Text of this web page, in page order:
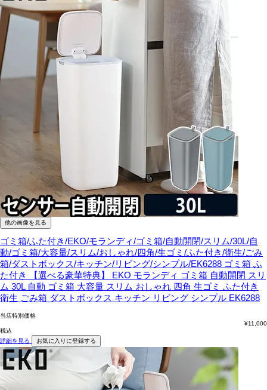
他の画像を見る
ゴミ箱/ふた付き/EKO/モランディ/ゴミ箱/自動開閉/スリム/30L/自
動/ゴミ箱/大容量/スリム/おしゃれ/四角/生ゴミ/ふた付き/衛生/ごみ
箱/ダストボックス/キッチン/リビング/シンプル/EK6288 ゴミ箱 ふ
た付き 【選べる豪華特典】 EKO モランディ ゴミ箱 自動開閉 スリ
ム 30L 自動 ゴミ箱 大容量 スリム おしゃれ 四角 生ゴミ ふた付き
衛生 ごみ箱 ダストボックス キッチン リビング シンプル EK6288
当店特別価格
¥11,000
税込
詳細を見る
お気に入りに登録する